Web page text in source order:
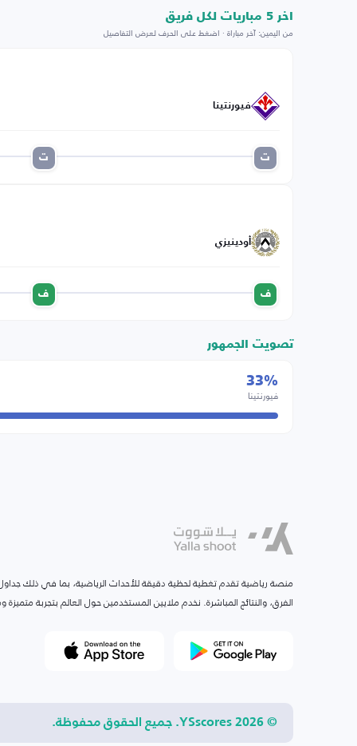
اخر 5 مباريات لكل فريق
من اليمين: آخر مباراة · اضغط على الحرف لعرض التفاصيل
فيورنتينا
ت ت
أودينيزي
ف ف
تصويت الجمهور
33%
فيورنتينا
منصة رياضية تقدم تغطية لحظية دقيقة للأحداث الرياضية، بما في ذلك جداول
الفرق، والنتائج المباشرة. نخدم ملايين المستخدمين حول العالم بتجربة
© 2026 YSscores. جميع الحقوق محفوظة.